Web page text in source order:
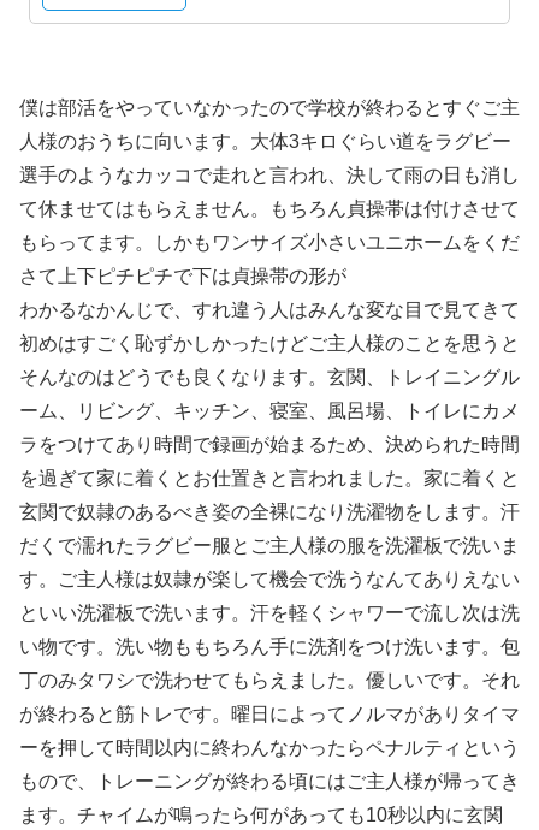
僕は部活をやっていなかったので学校が終わるとすぐご主
人様のおうちに向います。大体3キロぐらい道をラグビー
選手のようなカッコで走れと言われ、決して雨の日も消し
て休ませてはもらえません。もちろん貞操帯は付けさせて
もらってます。しかもワンサイズ小さいユニホームをくだ
さて上下ピチピチで下は貞操帯の形が
わかるなかんじで、すれ違う人はみんな変な目で見てきて
初めはすごく恥ずかしかったけどご主人様のことを思うと
そんなのはどうでも良くなります。玄関、トレイニングル
ーム、リビング、キッチン、寝室、風呂場、トイレにカメ
ラをつけてあり時間で録画が始まるため、決められた時間
を過ぎて家に着くとお仕置きと言われました。家に着くと
玄関で奴隷のあるべき姿の全裸になり洗濯物をします。汗
だくで濡れたラグビー服とご主人様の服を洗濯板で洗いま
す。ご主人様は奴隷が楽して機会で洗うなんてありえない
といい洗濯板で洗います。汗を軽くシャワーで流し次は洗
い物です。洗い物ももちろん手に洗剤をつけ洗います。包
丁のみタワシで洗わせてもらえました。優しいです。それ
が終わると筋トレです。曜日によってノルマがありタイマ
ーを押して時間以内に終わんなかったらペナルティという
もので、トレーニングが終わる頃にはご主人様が帰ってき
ます。チャイムが鳴ったら何があっても10秒以内に玄関